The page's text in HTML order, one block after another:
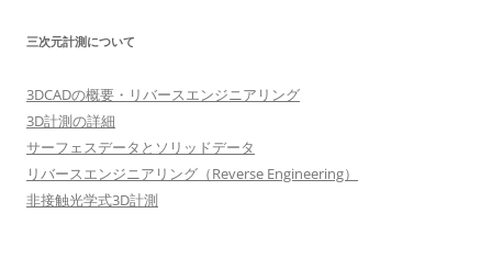
ビ
ー
シ
ョ
ン
三次元計測について
3DCADの概要・リバースエンジニアリング
3D計測の詳細
サーフェスデータとソリッドデータ
リバースエンジニアリング（Reverse Engineering）
非接触光学式3D計測